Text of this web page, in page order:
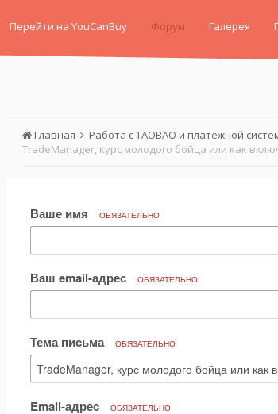
Перейти на YouCanBuy Форум Галерея
Главная Работа с TAOBAO и платежной
Ваше имя ОБЯЗАТЕЛЬНО
Ваш email-адрес ОБЯЗАТЕЛЬНО
Тема письма ОБЯЗАТЕЛЬНО
Email-адрес ОБЯЗАТЕЛЬНО